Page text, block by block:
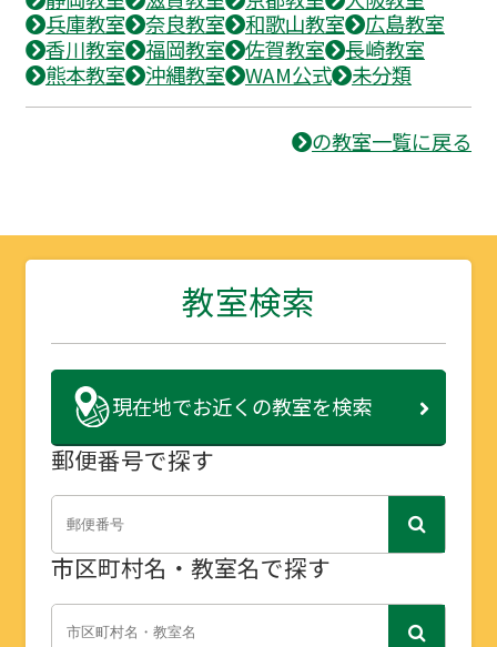
兵庫教室
奈良教室 和歌山教室
広島教室
香川教室
福岡教室 佐賀教室
長崎教室
熊本教室
沖縄教室 WAM公式 未分類
の教室一覧に戻る
教室検索
現在地でお近くの教室を検索
郵便番号で探す
市区町村名・教室名で探す